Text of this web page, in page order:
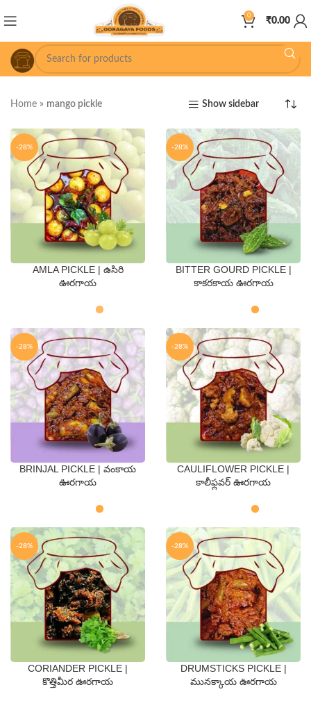
0
₹0.00
Home » mango pickle Show sidebar
-28%
QTY
AMLA PICKLE | ఉసిరి
ఊరగాయ
-28%
QTY
BITTER GOURD PICKLE |
కాకరకాయ ఊరగాయ
-28%
QTY
BRINJAL PICKLE | వంకాయ
ఊరగాయ
-28%
QTY
CAULIFLOWER PICKLE |
కాలీఫ్లవర్ ఊరగాయ
-28%
QTY
CORIANDER PICKLE |
కొత్తిమీర ఊరగాయ
-28%
QTY
DRUMSTICKS PICKLE |
మునక్కాయ ఊరగాయ